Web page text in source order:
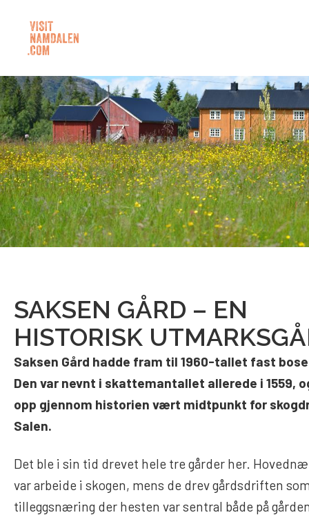
SAKSEN GÅRD – EN
HISTORISK
Saksen Gård hadde fram til 1960-tallet fast
Den var nevnt i skattemantallet allerede i 1559,
opp gjennom historien vært midtpunkt for
Salen.
Det ble i sin tid drevet hele tre gårder her.
var arbeide i skogen, mens de drev gårdsdriften
tilleggsnæring der hesten var sentral både på